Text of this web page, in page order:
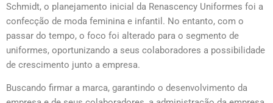
Schmidt, o planejamento inicial da Renascency Uniformes foi a
confecção de moda feminina e infantil. No entanto, com o
passar do tempo, o foco foi alterado para o segmento de
uniformes, oportunizando a seus colaboradores a possibilidade
de crescimento junto a empresa.
Buscando firmar a marca, garantindo o desenvolvimento da